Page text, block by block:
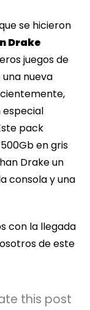
se hicieron
Drake
juegos de
nueva
pack
en gris
Drake un
consola y una
con la llegada
de este
this post